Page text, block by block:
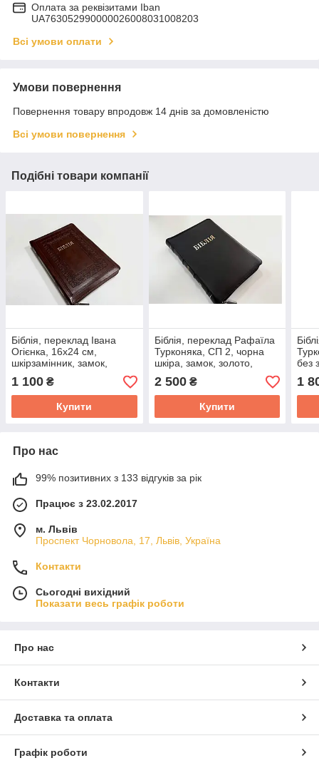
Оплата за реквізитами Iban
UA763052990000026008031008203
Всі умови оплати
Умови повернення
Повернення товару впродовж 14 днів за домовленістю
Всі умови повернення
Подібні товари компанії
Біблія, переклад Івана
Огієнка, 16х24 см,
шкірзамінник, замок,
індекси.
1 100 ₴
Купити
Біблія, переклад Рафаїла
Турконяка, СП 2, чорна
шкіра, замок, золото,
індекси.
2 500₴
Купити
без
1
Про нас
99% позитивних з 133 відгуків за рік
Працює з 23.02.2017
м. Львів
Проспект Чорновола, 17, Львів, Україна
Контакти
Сьогодні вихідний
Показати весь графік роботи
Про нас
Контакти
Доставка та оплата
Графік роботи